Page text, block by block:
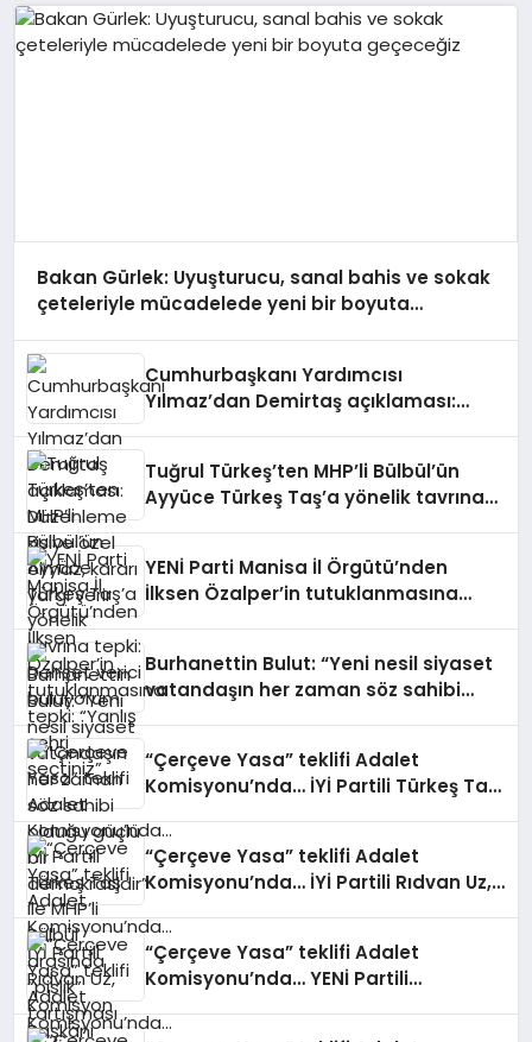
Bakan Gürlek: Uyuşturucu, sanal bahis ve sokak
çeteleriyle mücadelede yeni bir boyuta
Cumhurbaşkanı Yardımcısı
Yılmaz’dan Demirtaş açıklaması:
Tuğrul Türkeş’ten MHP’li Bülbül’ün
Ayyüce Türkeş Taş’a yönelik tavrına
YENİ Parti Manisa İl Örgütü’nden
İlksen Özalper’in tutuklanmasına
Burhanettin Bulut: “Yeni nesil siyaset
vatandaşın her zaman söz sahibi
“Çerçeve Yasa” teklifi Adalet
Komisyonu’nda… İYİ Partili Türkeş Taş
tartışması
“Çerçeve Yasa” teklifi Adalet
Komisyonu’nda… İYİ Partili Rıdvan Uz,
yürüdü
“Çerçeve Yasa” teklifi Adalet
Komisyonu’nda… YENİ Partili
ülkene dön, siyasal ve toplumsal